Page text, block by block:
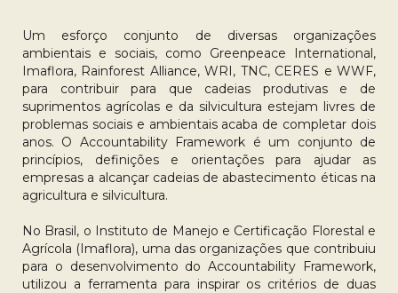
Um esforço conjunto de diversas organizações
ambientais e sociais, como Greenpeace International,
Imaflora, Rainforest Alliance, WRI, TNC, CERES e WWF,
para contribuir para que cadeias produtivas e de
suprimentos agrícolas e da silvicultura estejam livres de
problemas sociais e ambientais acaba de completar dois
anos. O Accountability Framework é um conjunto de
princípios, definições e orientações para ajudar as
empresas a alcançar cadeias de abastecimento éticas na
agricultura e silvicultura.
No Brasil, o Instituto de Manejo e Certificação Florestal e
Agrícola (Imaflora), uma das organizações que contribuiu
para o desenvolvimento do Accountability Framework,
utilizou a ferramenta para inspirar os critérios de duas